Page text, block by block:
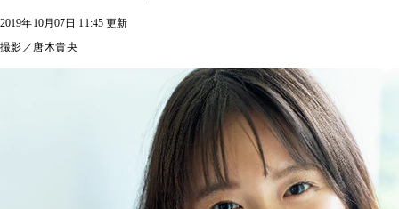
2019年10月07日 11:45 更新
撮影／唐木貴央